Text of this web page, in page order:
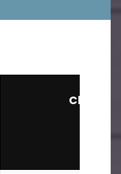
Cloud